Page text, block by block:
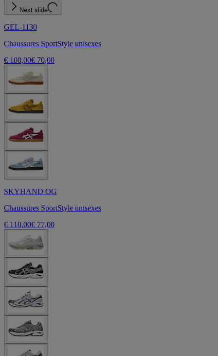
Next slide
GEL-1130
Chaussures SportStyle unisexes
€ 100,00€ 70,00
SKYHAND OG
Chaussures SportStyle unisexes
€ 110,00€ 77,00